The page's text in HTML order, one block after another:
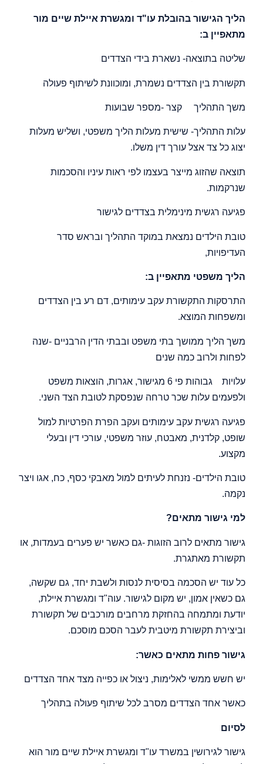
הליך הגישור בהובלת עו"ד ומגשרת איילת שיים מור
מתאפיין ב:
שליטה בתוצאה- נשארת בידי הצדדים
תקשורת בין הצדדים נשמרת, ומוכוונת לשיתוף פעולה
משך התהליך קצר -מספר שבועות
עלות התהליך- שישית מעלות הליך משפטי, ושליש מעלות
יצוג כל צד אצל עורך דין משלו.
תוצאה שהזוג מייצר בעצמו לפי ראות עיניו והסכמות
שנרקמות.
פגיעה רגשית מינימלית בצדדים לגישור
טובת הילדים נמצאת במוקד התהליך ובראש סדר
העדיפויות,
הליך משפטי מתאפיין ב:
התרסקות התקשורת עקב עימותים, דם רע בין הצדדים
ומשפחות המוצא.
משך הליך ממושך בתי משפט ובבתי הדין הרבניים -שנה
לפחות ולרוב כמה שנים
עלויות גבוהות פי 6 מגישור, אגרות, הוצאות משפט
ולפעמים עלות שכר טרחה שנפסקת לטובת הצד השני.
פגיעה רגשית עקב עימותים ועקב הפרת הפרטיות למול
שופט, קלדנית, מאבטח, עוזר משפטי, עורכי דין ובעלי
מקצוע.
טובת הילדים- נזנחת לעיתים למול מאבקי כסף, כח, אגו ויצר
נקמה.
למי גישור מתאים?
גישור מתאים לרוב הזוגות -גם כאשר יש פערים בעמדות, או
תקשורת מאתגרת.
כל עוד יש הסכמה בסיסית לנסות ולשבת יחד, גם שקשה,
גם כשאין אמון, יש מקום לגישור. עוה"ד ומגשרת איילת,
יודעת ומתמחה בהחזקת מרחבים מורכבים של תקשורת
וביצירת תקשורת מיטבית לעבר הסכם מוסכם.
גישור פחות מתאים כאשר:
יש חשש ממשי לאלימות, ניצול או כפייה מצד אחד הצדדים
כאשר אחד הצדדים מסרב לכל שיתוף פעולה בתהליך
לסיום
גישור לגירושין במשרד עו"ד ומגשרת איילת שיים מור הוא